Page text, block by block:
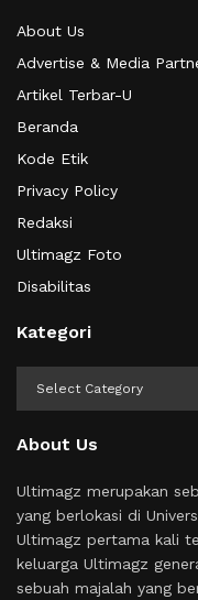
About Us
Advertise & Media
Artikel Terbar-U
Beranda
Kode Etik
Privacy Policy
Redaksi
Ultimagz Foto
Disabilitas
Kategori
About Us
Ultimagz merupakan
yang berlokasi di
Ultimagz pertama kali
keluarga Ultimagz
sebuah majalah yang